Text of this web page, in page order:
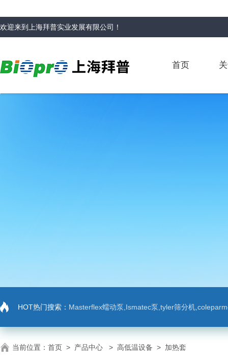
欢迎来到 上海拜普实业发展有限公司 ！
首页
HOT热门搜索： Masterflex蠕动泵,Ismatec泵,tyler筛分机,coleparmer,注射
当前位置： 首页 > 产品中心 > 高低温设备 > 加热套